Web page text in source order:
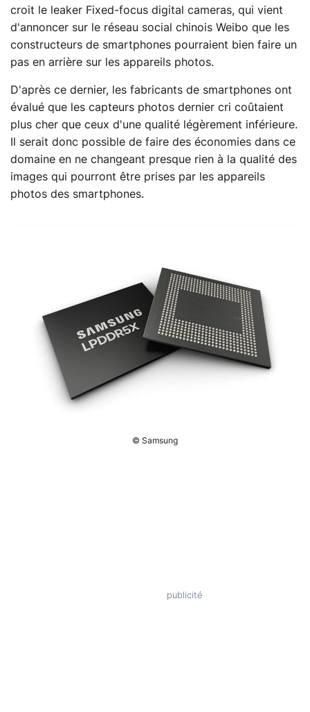
croit le leaker Fixed-focus digital cameras, qui vient
d'annoncer sur le réseau social chinois Weibo que les
constructeurs de smartphones pourraient bien faire un
pas en arrière sur les appareils photos.
D'après ce dernier, les fabricants de smartphones ont
évalué que les capteurs photos dernier cri coûtaient
plus cher que ceux d'une qualité légèrement inférieure.
Il serait donc possible de faire des économies dans ce
domaine en ne changeant presque rien à la qualité des
images qui pourront être prises par les appareils
photos des smartphones.
© Samsung